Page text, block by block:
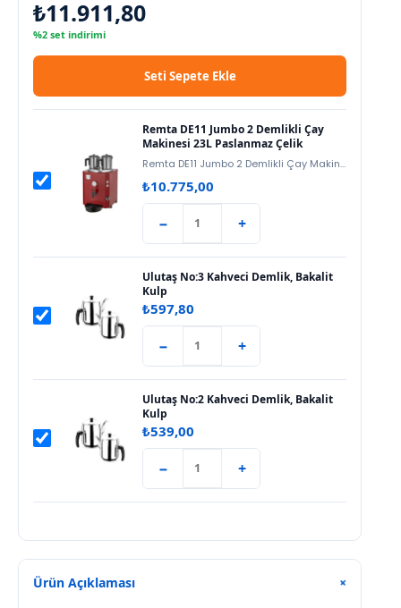
₺11.911,80
%2 set indirimi
Seti Sepete Ekle
Remta DE11 Jumbo 2 Demlikli Çay
Makinesi 23L Paslanmaz Çelik
Remta DE11 Jumbo 2 Demlikli Çay Makinesi, 23L kapasite ve paslanmaz çelik…
₺10.775,00
− +
Ulutaş No:3 Kahveci Demlik, Bakalit
Kulp
₺597,80
− +
Ulutaş No:2 Kahveci Demlik, Bakalit
Kulp
₺539,00
− +
Ürün Açıklaması +